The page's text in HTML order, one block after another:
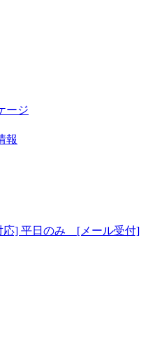
ージ
報
応] 平日のみ [メール受付]